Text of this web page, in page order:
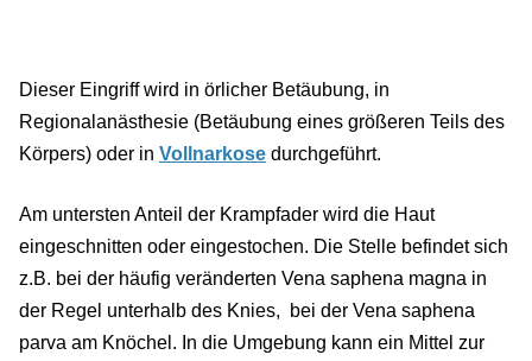
Dieser Eingriff wird in örlicher Betäubung, in
Regionalanästhesie (Betäubung eines größeren Teils des
Körpers) oder in Vollnarkose durchgeführt.
Am untersten Anteil der Krampfader wird die Haut
eingeschnitten oder eingestochen. Die Stelle befindet sich
z.B. bei der häufig veränderten Vena saphena magna in
der Regel unterhalb des Knies, bei der Vena saphena
parva am Knöchel. In die Umgebung kann ein Mittel zur